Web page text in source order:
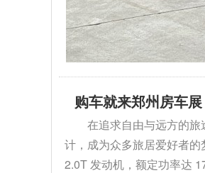
购车就来郑州房车
在追求自由与远方的
计，成为众多旅居爱好者
2.0T 发动机，额定功率达